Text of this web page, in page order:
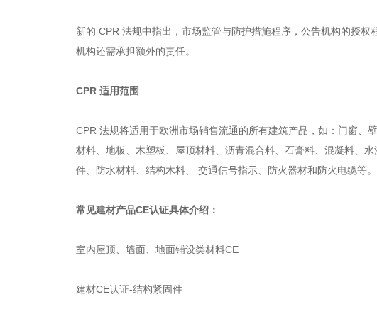
新的 CPR 法规中指出，市场监管与防护措施程序，公告机构的授
机构还需承担额外的责任。
CPR 适用范围
CPR 法规将适用于欧洲市场销售流通的所有建筑产品，如：门窗、
材料、地板、木塑板、屋顶材料、沥青混合料、石膏料、混凝料、
件、防水材料、结构木料、 交通信号指示、防火器材和防火电缆等。
常见建材产品CE认证具体介绍：
室内屋顶、墙面、地面铺设类材料CE
建材CE认证-结构紧固件